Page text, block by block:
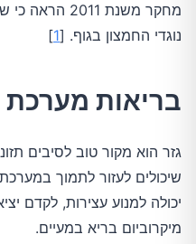
מחקר משנת
נוגדי החמצון בגוף. [1
]
בריאות מערכת
גזר הוא מקור טוב לסיבים
שיכולים לעזור לתמוך
יכולה למנוע עצירות, לקדם
מיקרוביום בריא במעיים.